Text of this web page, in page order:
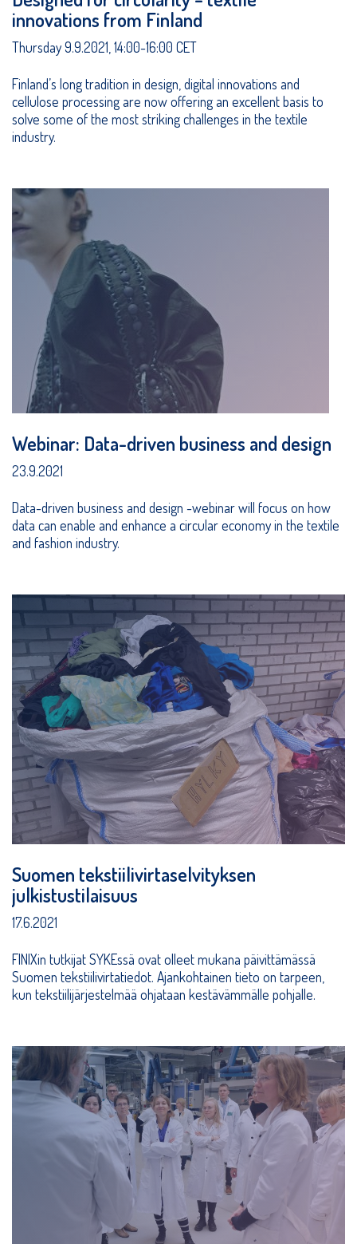
innovations from Finland
Thursday 9.9.2021, 14:00-16:00 CET
Finland’s long tradition in design, digital innovations and
cellulose processing are now offering an excellent basis to
solve some of the most striking challenges in the textile
industry.
Webinar: Data-driven business and design
23.9.2021
Data-driven business and design -webinar will focus on how
data can enable and enhance a circular economy in the textile
and fashion industry.
Suomen tekstiilivirtaselvityksen
julkistustilaisuus
17.6.2021
FINIXin tutkijat SYKEssä ovat olleet mukana päivittämässä
Suomen tekstiilivirtatiedot. Ajankohtainen tieto on tarpeen,
kun tekstiilijärjestelmää ohjataan kestävämmälle pohjalle.